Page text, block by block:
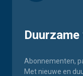
Abonnementen,
Met nieuwe en